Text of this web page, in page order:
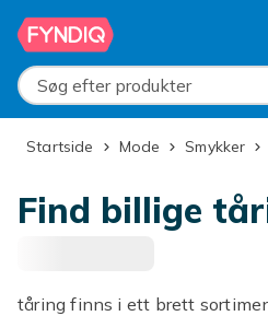
Spring til hovedindhold
Søg efter produkter
Startside Mode Smykker
Find billige
tåring finns i ett brett